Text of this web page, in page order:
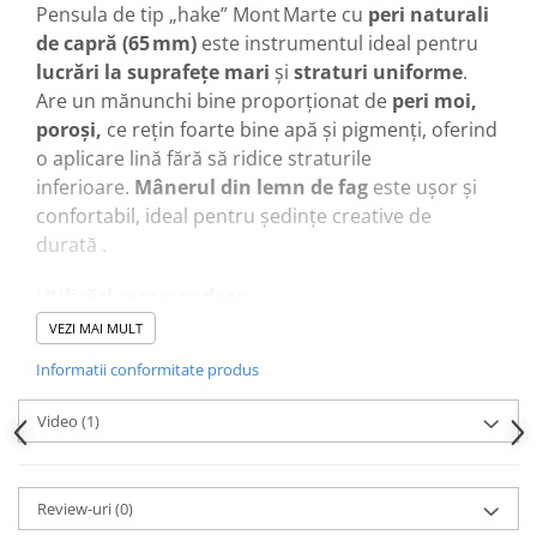
Pensula de tip „hake” Mont Marte cu peri naturali
de capră (65 mm) este instrumentul ideal pentru
lucrări la suprafețe mari și straturi uniforme.
Are un mănunchi bine proporționat de peri moi,
poroși, ce rețin foarte bine apă și pigmenți, oferind
o aplicare lină fără să ridice straturile
inferioare. Mânerul din lemn de fag este ușor și
confortabil, ideal pentru ședințe creative de
durată .
Efectuarea spălăturilor în acuarelă (wash)
Aplicare de grunduri (sizing) şi glazuri
Lucrări ceramice și tehnici umede
Umezirea suprafețelor și curățarea reziduurilor
Avantaje cheie:
VEZI MAI MULT
Informatii conformitate produs
Video (1)
Review-uri(0)